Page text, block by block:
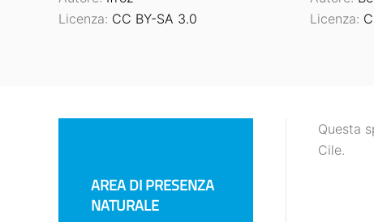
Licenza: CC BY-SA 3.0
Licenza:
AREA DI PRESENZA
NATURALE
Questa
Cile.